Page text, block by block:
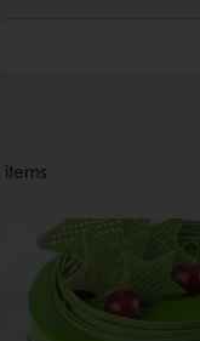
items